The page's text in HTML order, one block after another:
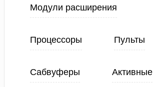
Модули расширения
Процессоры Пульты
Сабвуферы Активные